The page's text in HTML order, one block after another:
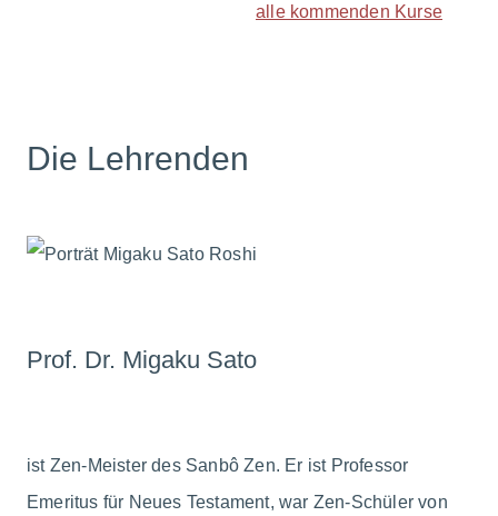
alle kommenden Kurse
Die Lehrenden
Prof. Dr. Migaku Sato
ist Zen-Meister des Sanbô Zen. Er ist Professor
Emeritus für Neues Testament, war Zen-Schüler von